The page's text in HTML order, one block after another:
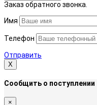
Заказ обратного звонка.
Имя
Телефон
Отправить
Х
Сообщить о поступлении
×